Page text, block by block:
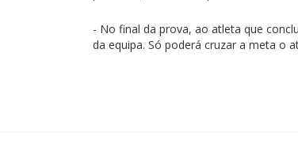
- No final da prova, ao atleta que
da equipa. Só poderá cruzar a meta o